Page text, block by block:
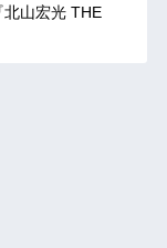
山宏光 THE